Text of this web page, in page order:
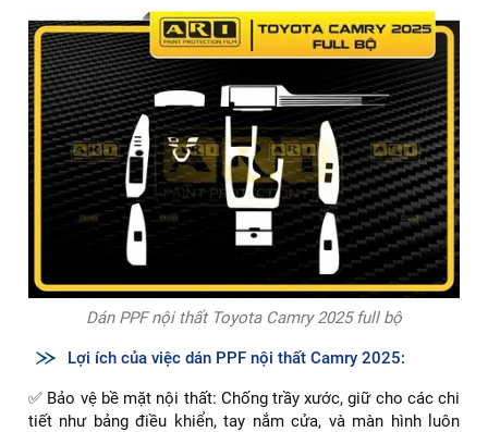
Dán PPF nội thất Toyota Camry 2025 full bộ
Lợi ích của việc dán PPF nội thất Camry 2025:
✅ Bảo vệ bề mặt nội thất: Chống trầy xước, giữ cho các chi
tiết như bảng điều khiển, tay nắm cửa, và màn hình luôn